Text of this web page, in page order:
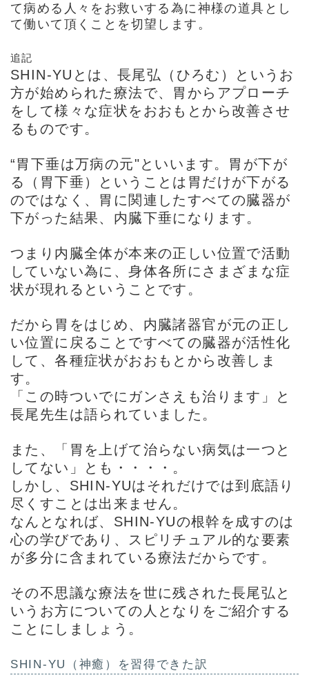
て病める人々をお救いする為に神様の道具とし
て働いて頂くことを切望します。
追記
SHIN-YUとは、長尾弘（ひろむ）というお
方が始められた療法で、胃からアプローチ
をして様々な症状をおおもとから改善させ
るものです。
“胃下垂は万病の元"といいます。胃が下が
る（胃下垂）ということは胃だけが下がる
のではなく、胃に関連したすべての臓器が
下がった結果、内臓下垂になります。
つまり内臓全体が本来の正しい位置で活動
していない為に、身体各所にさまざまな症
状が現れるということです。
だから胃をはじめ、内臓諸器官が元の正し
い位置に戻ることですべての臓器が活性化
して、各種症状がおおもとから改善しま
す。
「この時ついでにガンさえも治ります」と
長尾先生は語られていました。
また、「胃を上げて治らない病気は一つと
してない」とも・・・・。
しかし、SHIN-YUはそれだけでは到底語り
尽くすことは出来ません。
なんとなれば、SHIN-YUの根幹を成すのは
心の学びであり、スピリチュアル的な要素
が多分に含まれている療法だからです。
その不思議な療法を世に残された長尾弘と
いうお方についての人となりをご紹介する
ことにしましょう。
SHIN-YU（神癒）を習得できた訳